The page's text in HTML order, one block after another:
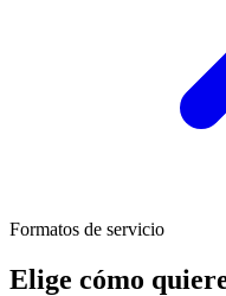
Formatos de servicio
Elige cómo